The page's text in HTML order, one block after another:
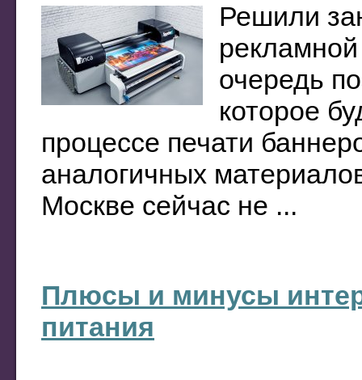
Решили
очередь
которое
процессе печати
аналогичных
Москве сейчас не ...
Плюсы и минусы
питания